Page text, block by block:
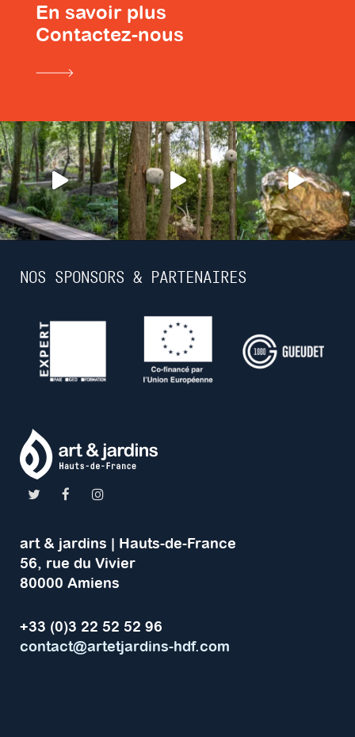
En savoir plus
Contactez-nous
NOS SPONSORS & PARTENAIRES
art & jardins | Hauts-de-France
56, rue du Vivier
80000 Amiens
+33 (0)3 22 52 52 96
contact@artetjardins-hdf.com